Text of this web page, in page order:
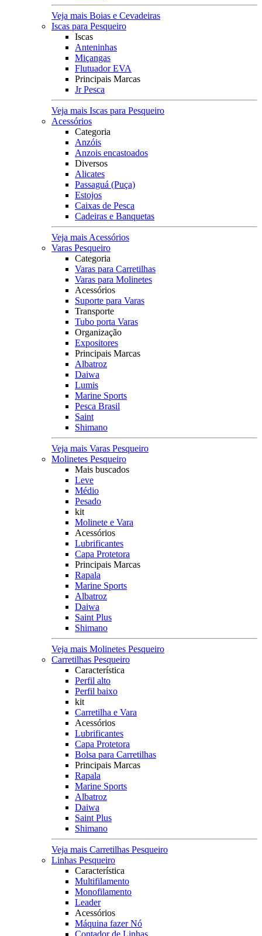
Veja mais Boias e Cevadeiras
Iscas para Pesqueiro
Iscas
Anteninhas
Miçangas
Flutuador EVA
Principais Marcas
Jr Pesca
Veja mais Iscas para Pesqueiro
Acessórios
Categoria
Anzóis
Anzois encastoados
Diversos
Alicates
Passaguá (Puça)
Estojos
Caixas de Pesca
Cadeiras e Banquetas
Veja mais Acessórios
Varas Pesqueiro
Categoria
Varas para Carretilhas
Varas para Molinetes
Acessórios
Suporte para Varas
Transporte
Tubo porta Varas
Organização
Expositores
Principais Marcas
Albatroz
Daiwa
Lumis
Marine Sports
Pesca Brasil
Saint
Shimano
Veja mais Varas Pesqueiro
Molinetes Pesqueiro
Mais buscados
Leve
Médio
Pesado
kit
Molinete e Vara
Acessórios
Lubrificantes
Capa Protetora
Principais Marcas
Rapala
Marine Sports
Albatroz
Daiwa
Saint Plus
Shimano
Veja mais Molinetes Pesqueiro
Carretilhas Pesqueiro
Característica
Perfil alto
Perfil baixo
kit
Carretilha e Vara
Acessórios
Lubrificantes
Capa Protetora
Bolsa para Carretilhas
Principais Marcas
Rapala
Marine Sports
Albatroz
Daiwa
Saint Plus
Shimano
Veja mais Carretilhas Pesqueiro
Linhas Pesqueiro
Característica
Multifilamento
Monofilamento
Leader
Acessórios
Máquina fazer Nó
Contador de Linhas